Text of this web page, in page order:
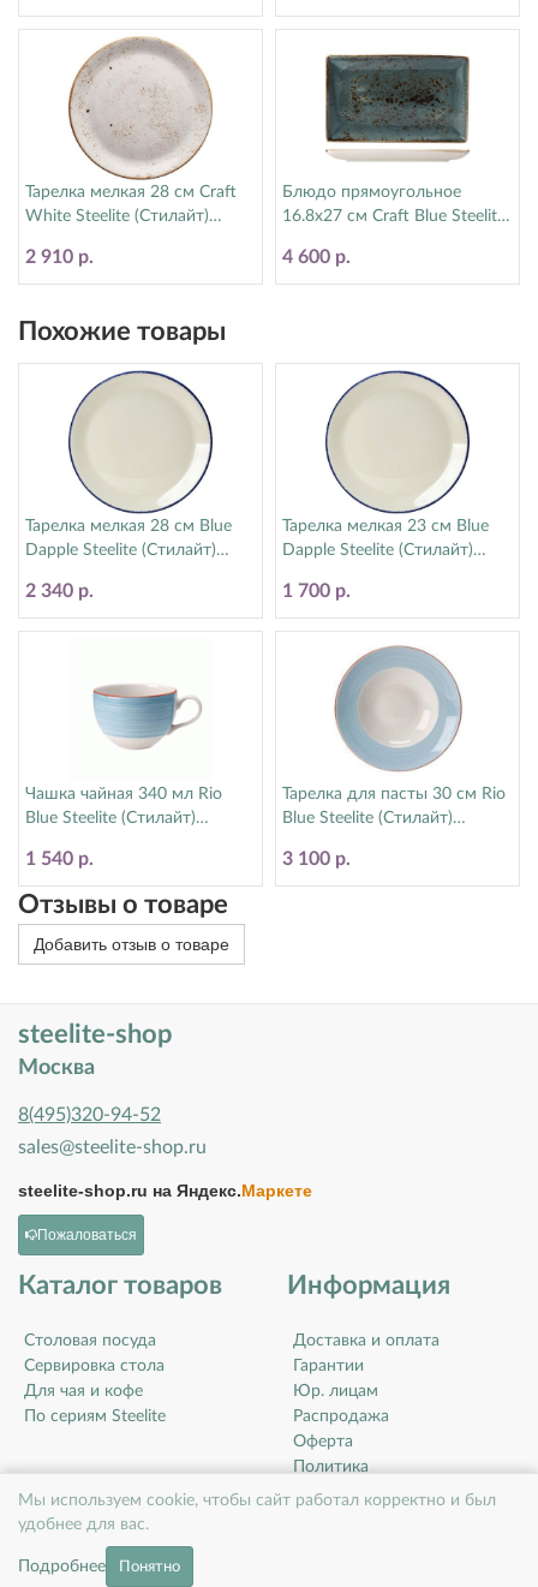
Мы используем cookie, чтобы сайт работал корректно и был
удобнее для вас.
Подробнее Понятно
Тарелка мелкая 28 см Craft
White Steelite (Стилайт)
2 910 р.
Блюдо прямоугольное
16.8х27 см Craft Blue Steelite
4 600 р.
Похожие товары
Тарелка мелкая 28 см Blue
Dapple Steelite (Стилайт)
2 340 р.
Тарелка мелкая 23 см Blue
Dapple Steelite (Стилайт)
1 700 р.
Чашка чайная 340 мл Rio
Blue Steelite (Стилайт)
1 540 р.
Тарелка для пасты 30 см Rio
Blue Steelite (Стилайт)
3 100 р.
Отзывы о товаре
Добавить отзыв о товаре
steelite-shop
Москва
8(495)320-94-52
sales@steelite-shop.ru
steelite-shop.ru на Яндекс.Маркете
Пожаловаться
Каталог товаров
Столовая посуда
Сервировка стола
Для чая и кофе
По сериям Steelite
Информация
Доставка и оплата
Гарантии
Юр. лицам
Распродажа
Оферта
Политика
конфиденциальности